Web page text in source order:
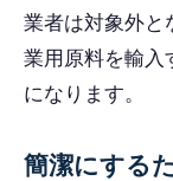
業者は対象外と
業用原料を輸入
になります。
簡潔にする